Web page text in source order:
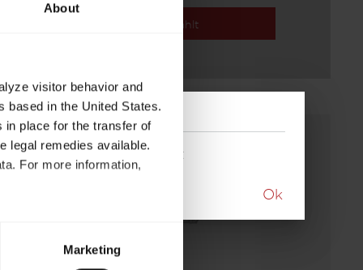
About
visitor behavior and
based in the United States.
in place for the transfer of
legal remedies available.
For more information,
at any time through the
required for the trouble-
Marketing
Ausgewählt
Modells aufgelöst
Ok